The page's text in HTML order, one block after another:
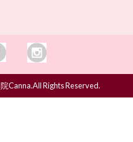
Canna.All Rights Reserved.